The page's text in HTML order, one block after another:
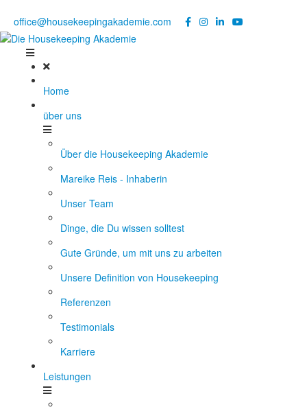
office@housekeepingakademie.com
Home
über uns
Über die Housekeeping Akademie
Mareike Reis - Inhaberin
Unser Team
Dinge, die Du wissen solltest
Gute Gründe, um mit uns zu arbeiten
Unsere Definition von Housekeeping
Referenzen
Testimonials
Karriere
Leistungen